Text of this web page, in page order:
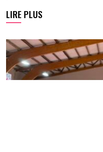
LIRE PLUS